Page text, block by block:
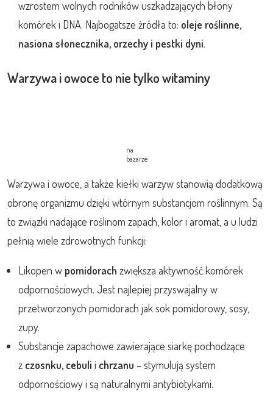
wzrostem wolnych rodników uszkadzających błony
komórek i DNA. Najbogatsze źródła to: oleje roślinne,
nasiona słonecznika, orzechy i pestki dyni.
Warzywa i owoce to nie tylko witaminy
na
bazarze
Warzywa i owoce, a także kiełki warzyw stanowią dodatkową
obronę organizmu dzięki wtórnym substancjom roślinnym. Są
to związki nadające roślinom zapach, kolor i aromat, a u ludzi
pełnią wiele zdrowotnych funkcji:
Likopen w pomidorach zwiększa aktywność komórek
odpornościowych. Jest najlepiej przyswajalny w
przetworzonych pomidorach jak sok pomidorowy, sosy,
zupy.
Substancje zapachowe zawierające siarkę pochodzące
z czosnku, cebuli i chrzanu – stymulują system
odpornościowy i są naturalnymi antybiotykami.